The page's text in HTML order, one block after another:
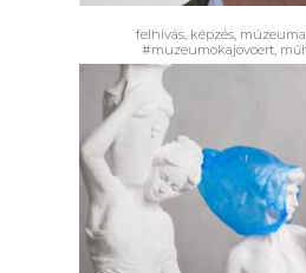
felhívás, képzés,
#muzeumokajovoert,
Turizmus,
múzeumi
ingyenes